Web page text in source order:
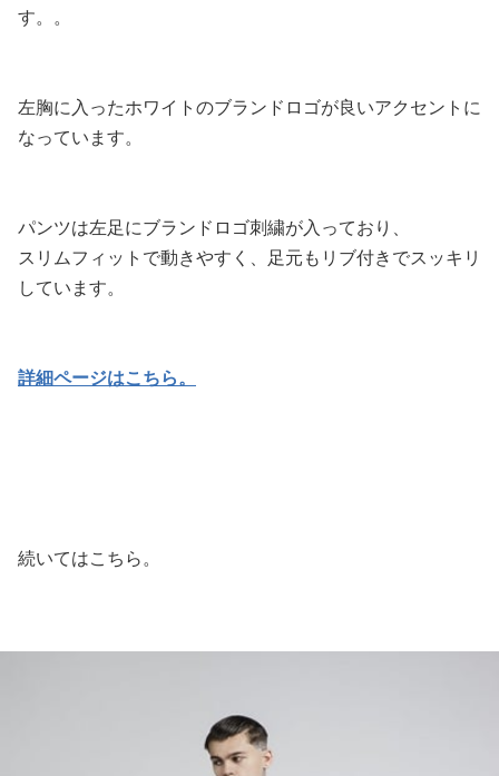
す。。
左胸に入ったホワイトのブランドロゴが良いアクセントに
なっています。
パンツは左足にブランドロゴ刺繍が入っており、
スリムフィットで動きやすく、足元もリブ付きでスッキリ
しています。
詳細ページはこちら。
続いてはこちら。